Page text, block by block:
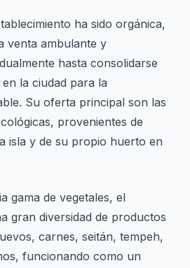
ha sido orgánica,
venta ambulante y
hasta consolidarse
la ciudad para la
Su oferta principal son las
provenientes de
isla y de su propio huerto en
gama de vegetales, el
gran diversidad de productos
carnes, seitán, tempeh,
funcionando como un